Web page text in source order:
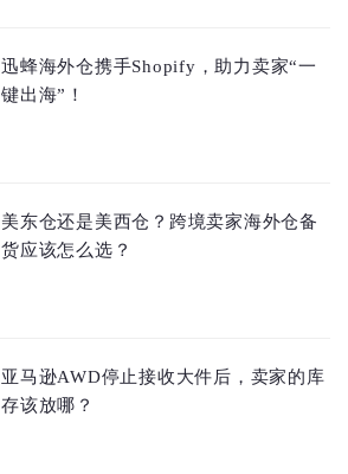
迅蜂海外仓携手Shopify，助力卖家“一
键出海”！
美东仓还是美西仓？跨境卖家海外仓备
货应该怎么选？
亚马逊AWD停止接收大件后，卖家的库
存该放哪？